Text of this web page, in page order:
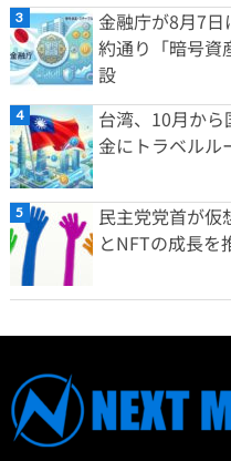
金融庁が8月7
約通り「暗号資
設
台湾、10月か
金にトラベルル
民主党党首が仮
とNFTの成長を